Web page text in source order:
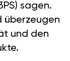
sagen.
überzeugen
und den